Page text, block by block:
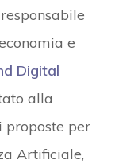
e
Digital
alla
proposte per
Artificiale,